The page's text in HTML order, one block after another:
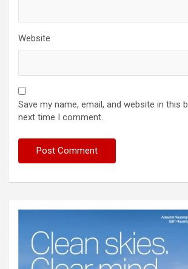
Website
Save my name, email, and website in this
next time I comment.